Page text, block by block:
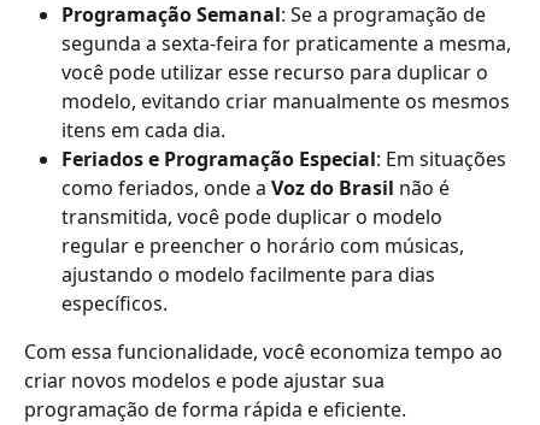
Programação Semanal: Se a programação de
segunda a sexta-feira for praticamente a mesma,
você pode utilizar esse recurso para duplicar o
modelo, evitando criar manualmente os mesmos
itens em cada dia.
Feriados e Programação Especial: Em situações
como feriados, onde a Voz do Brasil não é
transmitida, você pode duplicar o modelo
regular e preencher o horário com músicas,
ajustando o modelo facilmente para dias
específicos.
Com essa funcionalidade, você economiza tempo ao
criar novos modelos e pode ajustar sua
programação de forma rápida e eficiente.